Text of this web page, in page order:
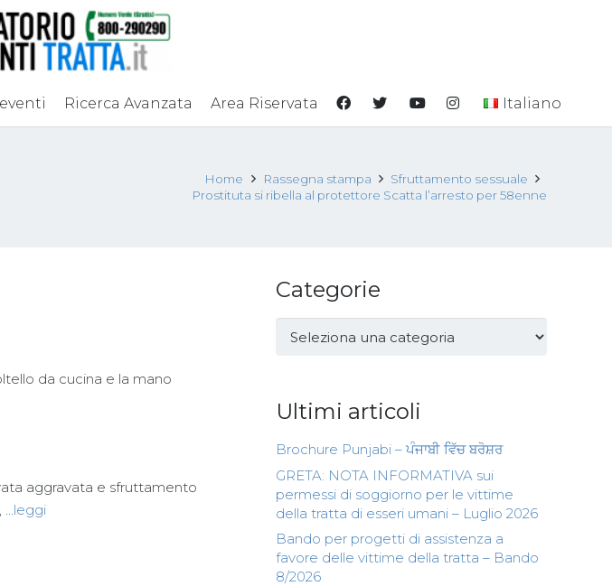
Ricerca Avanzata Area Riservata Italiano
Home Rassegna stampa
Sfruttamento sessuale
Prostituta si ribella al protettore Scatta l’arresto per 58enne
da cucina e la mano
aggravata e sfruttamento
leggi
Categorie
Categorie
Ultimi articoli
Brochure Punjabi – ਪੰਜਾਬੀ ਵਿੱਚ ਬਰੋਸ਼ਰ
GRETA: NOTA INFORMATIVA sui
permessi di soggiorno per le vittime
della tratta di esseri umani – Luglio 2026
Bando per progetti di assistenza a
favore delle vittime della tratta – Bando
8/2026